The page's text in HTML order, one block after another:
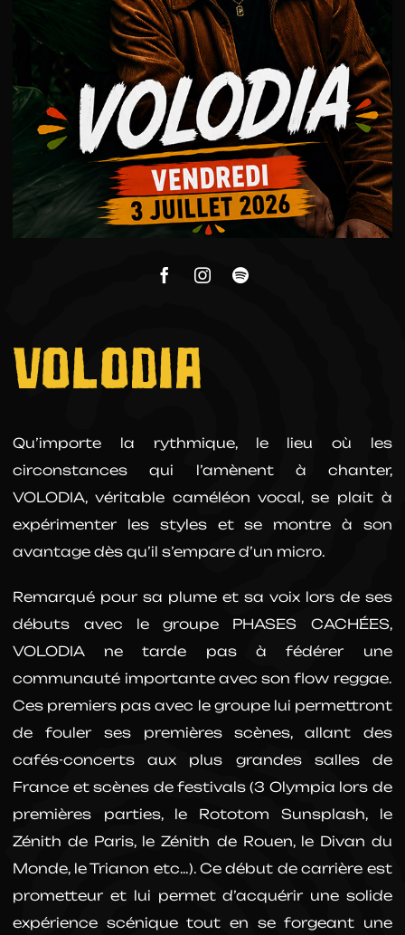
VOLODIA
Qu’importe la rythmique, le lieu où les
circonstances qui l’amènent à chanter,
VOLODIA, véritable caméléon vocal, se plait à
expérimenter les styles et se montre à son
avantage dès qu’il s’empare d’un micro.
Remarqué pour sa plume et sa voix lors de ses
débuts avec le groupe PHASES CACHÉES,
VOLODIA ne tarde pas à fédérer une
communauté importante avec son flow reggae.
Ces premiers pas avec le groupe lui permettront
de fouler ses premières scènes, allant des
cafés-concerts aux plus grandes salles de
France et scènes de festivals (3 Olympia lors de
premières parties, le Rototom Sunsplash, le
Zénith de Paris, le Zénith de Rouen, le Divan du
Monde, le Trianon etc…). Ce début de carrière est
prometteur et lui permet d’acquérir une solide
expérience scénique tout en se forgeant une